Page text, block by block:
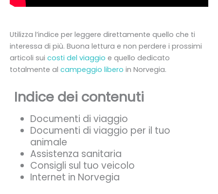
Utilizza l’indice per leggere direttamente quello che ti
interessa di più. Buona lettura e non perdere i prossimi
articoli sui costi del viaggio e quello dedicato
totalmente al campeggio libero in Norvegia.
Indice dei contenuti
Documenti di viaggio
Documenti di viaggio per il tuo
animale
Assistenza sanitaria
Consigli sul tuo veicolo
Internet in Norvegia